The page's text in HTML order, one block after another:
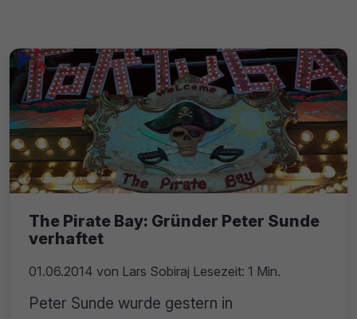
The Pirate Bay: Gründer Peter Sunde
verhaftet
01.06.2014 von Lars Sobiraj Lesezeit: 1 Min.
Peter Sunde wurde gestern in